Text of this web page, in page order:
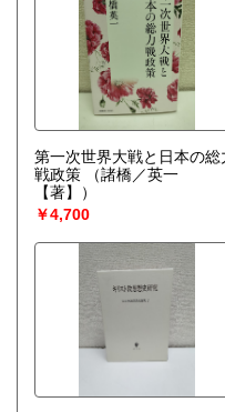
第一次世界大戦と日本の総
戦政策
（諸橋／英一
【著】）
￥4,700